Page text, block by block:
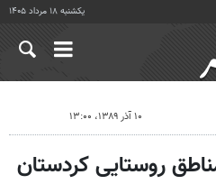
یکشنبه ۱۸ مرداد ۱۴۰۵
۱۰ آذر ۱۳۸۹، ۱۳:۰۰
روستایی کردستان